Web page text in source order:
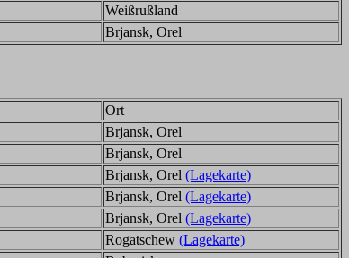
Weißrußland
Brjansk, Orel
Ort
Brjansk, Orel
Brjansk, Orel
Brjansk, Orel (Lagekarte)
Brjansk, Orel (Lagekarte)
Brjansk, Orel (Lagekarte)
Rogatschew (Lagekarte)